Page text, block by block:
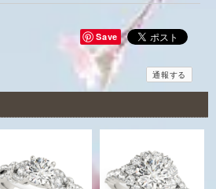
Save
通報する